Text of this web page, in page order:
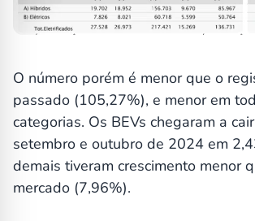
O número porém é menor que o
passado (105,27%), e menor em
categorias. Os BEVs chegaram a
setembro e outubro de 2024 em
demais tiveram crescimento menor
mercado (7,96%).